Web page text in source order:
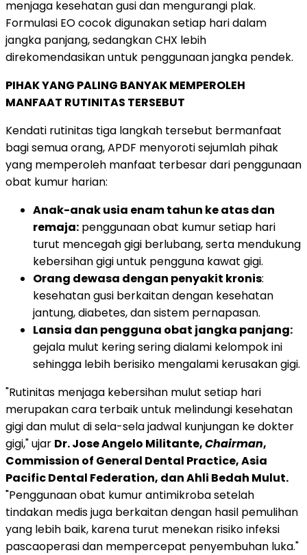
menjaga kesehatan gusi dan mengurangi plak.
Formulasi EO cocok digunakan setiap hari dalam
jangka panjang, sedangkan CHX lebih
direkomendasikan untuk penggunaan jangka pendek.
PIHAK YANG PALING BANYAK MEMPEROLEH
MANFAAT RUTINITAS TERSEBUT
Kendati rutinitas tiga langkah tersebut bermanfaat
bagi semua orang, APDF menyoroti sejumlah pihak
yang memperoleh manfaat terbesar dari penggunaan
obat kumur harian:
Anak-anak usia enam tahun ke atas dan
remaja: penggunaan obat kumur setiap hari
turut mencegah gigi berlubang, serta mendukung
kebersihan gigi untuk pengguna kawat gigi.
Orang dewasa dengan penyakit kronis:
kesehatan gusi berkaitan dengan kesehatan
jantung, diabetes, dan sistem pernapasan.
Lansia dan pengguna obat jangka panjang:
gejala mulut kering sering dialami kelompok ini
sehingga lebih berisiko mengalami kerusakan gigi.
"Rutinitas menjaga kebersihan mulut setiap hari
merupakan cara terbaik untuk melindungi kesehatan
gigi dan mulut di sela-sela jadwal kunjungan ke dokter
gigi," ujar Dr. Jose Angelo Militante,Chairman,
Commission of General Dental Practice, Asia
Pacific Dental Federation, dan Ahli Bedah Mulut.
"Penggunaan obat kumur antimikroba setelah
tindakan medis juga berkaitan dengan hasil pemulihan
yang lebih baik, karena turut menekan risiko infeksi
pascaoperasi dan mempercepat penyembuhan luka."